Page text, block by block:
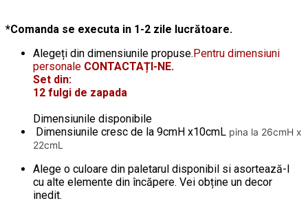
*Comanda se executa in 1-2 zile lucrătoare.
Alegeți din dimensiunile propuse. Pentru dimensiuni
personale CONTACTAȚI-NE.
Set din:
12 fulgi de zapada
Dimensiunile disponibile
Dimensiunile cresc de la 9cmH x10cmL pina la 26cmH x
22cmL
Alege o culoare din paletarul disponibil si asortează-l
cu alte elemente din încăpere. Vei obține un decor
inedit.